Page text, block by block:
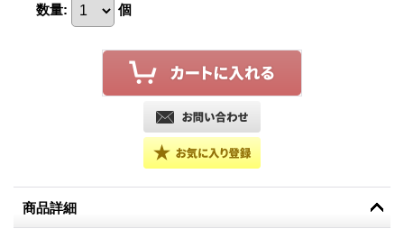
数量: 個
商品詳細